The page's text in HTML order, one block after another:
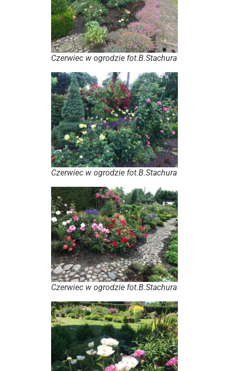
Czerwiec w ogrodzie fot.B.Stachura
Czerwiec w ogrodzie fot.B.Stachura
Czerwiec w ogrodzie fot.B.Stachura